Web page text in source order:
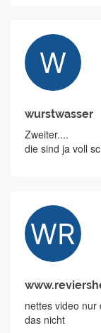
wurstwasser
Zweiter....
die sind ja voll
nettes video
das nicht